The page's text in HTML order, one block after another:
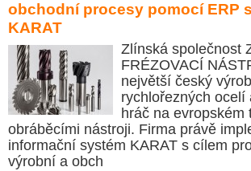
obchodní procesy pomocí ERP
KARAT
Zlínská společnost
FRÉZOVACÍ
největší český
rychlořezných ocelí
hráč na evropském
obráběcími nástroji. Firma právě
informační systém KARAT s cílem
výrobní a obch